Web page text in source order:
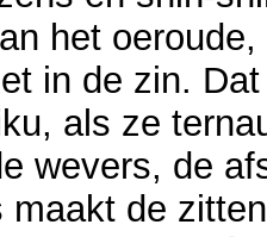
het
in de zin.
als ze
wevers, de
maakt de